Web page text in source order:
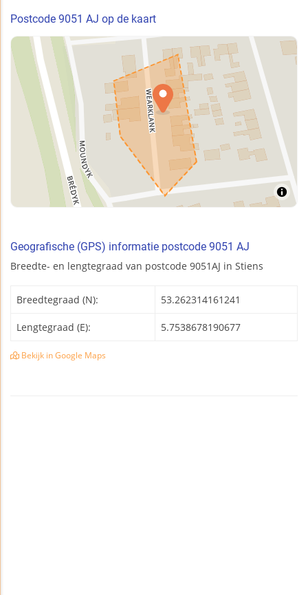
Postcode 9051 AJ op de kaart
Geografische (GPS) informatie postcode 9051 AJ
Breedte- en lengtegraad van postcode 9051AJ in Stiens
Breedtegraad (N): 53.262314161241
Lengtegraad (E): 5.7538678190677
Bekijk in Google Maps